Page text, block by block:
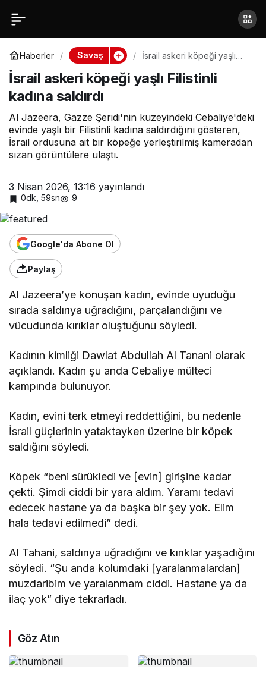
Haberler Savaş
İsrail askeri köpeği yaşlı
İsrail askeri köpeği yaşlı Filistinli
kadına saldırdı
Al Jazeera, Gazze Şeridi'nin kuzeyindeki Cebaliye'deki
evinde yaşlı bir Filistinli kadına saldırdığını gösteren,
İsrail ordusuna ait bir köpeğe yerleştirilmiş kameradan
sızan görüntülere ulaştı.
3 Nisan 2026, 13:16 yayınlandı
0dk, 59sn 9
Google'da Abone Ol
Paylaş
Al Jazeera’ye konuşan kadın, evinde uyuduğu
sırada saldırıya uğradığını, parçalandığını ve
vücudunda kırıklar oluştuğunu söyledi.
Kadının kimliği Dawlat Abdullah Al Tanani olarak
açıklandı. Kadın şu anda Cebaliye mülteci
kampında bulunuyor.
Kadın, evini terk etmeyi reddettiğini, bu nedenle
İsrail güçlerinin yataktayken üzerine bir köpek
saldığını söyledi.
Köpek “beni sürükledi ve [evin] girişine kadar
çekti. Şimdi ciddi bir yara aldım. Yaramı tedavi
edecek hastane ya da başka bir şey yok. Elim
hala tedavi edilmedi” dedi.
Al Tahani, saldırıya uğradığını ve kırıklar yaşadığını
söyledi. “Şu anda kolumdaki [yaralanmalardan]
muzdaribim ve yaralanmam ciddi. Hastane ya da
ilaç yok” diye tekrarladı.
Göz Atın
İsrail askeri köpeği yaşlı
Filistinli kadına saldırdı